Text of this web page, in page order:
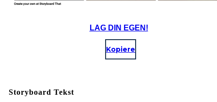
LAG DIN EGEN!
Kopiere
Storyboard Tekst